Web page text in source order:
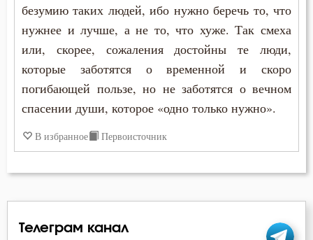
безумию таких людей, ибо нужно беречь то, что
нужнее и лучше, а не то, что хуже. Так смеха
или, скорее, сожаления достойны те люди,
которые заботятся о временной и скоро
погибающей пользе, но не заботятся о вечном
спасении души, которое «одно только нужно».
В избранное Первоисточник
Телеграм канал